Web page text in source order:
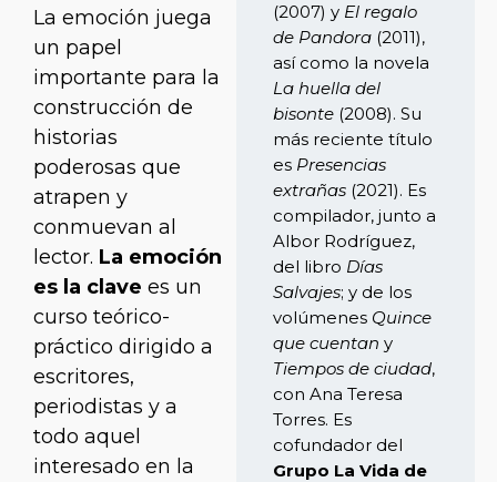
La emoción juega
un papel
importante para la
construcción de
historias
poderosas que
atrapen y
conmuevan al
lector. La emoción
es la clave es un
curso teórico-
práctico dirigido a
escritores,
periodistas y a
todo aquel
interesado en la
(2007) y El regalo
de Pandora (2011),
así como la novela
La huella del
bisonte (2008). Su
más reciente título
es Presencias
extrañas (2021). Es
compilador, junto a
Albor Rodríguez,
del libro Días
Salvajes; y de los
volúmenes Quince
que cuentan y
Tiempos de ciudad,
con Ana Teresa
Torres. Es
cofundador del
Grupo La Vida de